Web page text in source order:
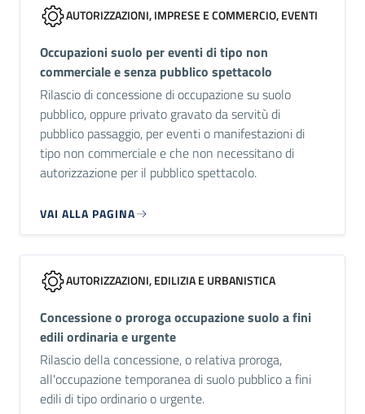
AUTORIZZAZIONI, IMPRESE E COMMERCIO, EVENTI
Occupazioni suolo per eventi di tipo non
commerciale e senza pubblico spettacolo
Rilascio di concessione di occupazione su suolo
pubblico, oppure privato gravato da servitù di
pubblico passaggio, per eventi o manifestazioni di
tipo non commerciale e che non necessitano di
autorizzazione per il pubblico spettacolo.
VAI ALLA PAGINA
AUTORIZZAZIONI, EDILIZIA E URBANISTICA
Concessione o proroga occupazione suolo a fini
edili ordinaria e urgente
Rilascio della concessione, o relativa proroga,
all'occupazione temporanea di suolo pubblico a fini
edili di tipo ordinario o urgente.